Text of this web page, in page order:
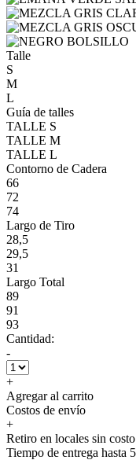
Talle
S
M
L
Guía de talles
TALLE S
TALLE M
TALLE L
Contorno de Cadera
66
72
74
Largo de Tiro
28,5
29,5
31
Largo Total
89
91
93
Cantidad:
-
+
Agregar al carrito
Costos de envío
+
Retiro en locales sin
Tiempo de entrega hasta